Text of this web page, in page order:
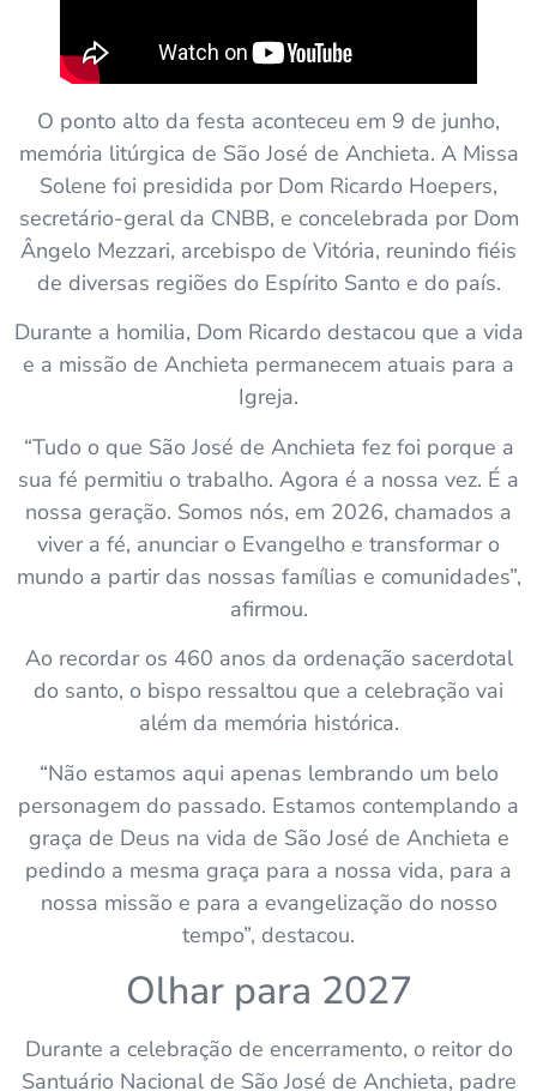
O ponto alto da festa aconteceu em 9 de junho,
memória litúrgica de São José de Anchieta. A Missa
Solene foi presidida por Dom Ricardo Hoepers,
secretário-geral da CNBB, e concelebrada por Dom
Ângelo Mezzari, arcebispo de Vitória, reunindo fiéis
de diversas regiões do Espírito Santo e do país.
Durante a homilia, Dom Ricardo destacou que a vida
e a missão de Anchieta permanecem atuais para a
Igreja.
“Tudo o que São José de Anchieta fez foi porque a
sua fé permitiu o trabalho. Agora é a nossa vez. É a
nossa geração. Somos nós, em 2026, chamados a
viver a fé, anunciar o Evangelho e transformar o
mundo a partir das nossas famílias e comunidades”,
afirmou.
Ao recordar os 460 anos da ordenação sacerdotal
do santo, o bispo ressaltou que a celebração vai
além da memória histórica.
“Não estamos aqui apenas lembrando um belo
personagem do passado. Estamos contemplando a
graça de Deus na vida de São José de Anchieta e
pedindo a mesma graça para a nossa vida, para a
nossa missão e para a evangelização do nosso
tempo”, destacou.
Olhar para 2027
Durante a celebração de encerramento, o reitor do
Santuário Nacional de São José de Anchieta, padre